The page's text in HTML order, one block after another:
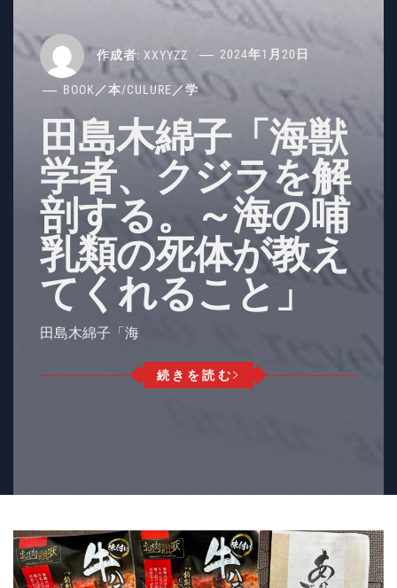
作成者: XXYYZZ 2024年1月20日
BOOK／本/CULURE／学
田島木綿子「海獣
学者、クジラを解
剖する。～海の哺
乳類の死体が教え
てくれること」
田島木綿子「海
続きを読む